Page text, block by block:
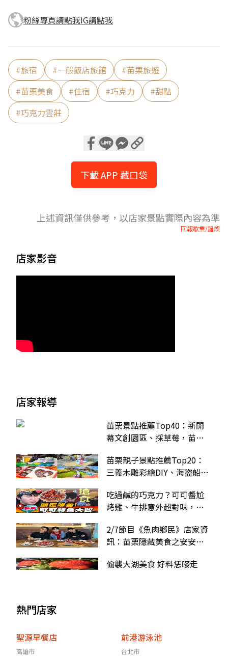
粉絲專頁請點我IG請點我
#旅宿 #一般飯店旅館 #苗栗旅遊
#苗栗美食 #住宿 #巧克力 #甜點
#巧克力雲莊
下載 APP 藏口袋
上述資訊僅供參考，以店家景點實際內容為準
回報歇業/錯誤
店家影音
店家報導
苗栗景點推薦Top40：新開
幕文創園區、採草莓，苗栗
苗栗親子景點推薦Top20：
三義木雕彩繪DIY、海盜船主
吃過鹹的巧克力？可可醬尬
烤雞、牛排意外超對味，再
2/7節目《魚肉鄉民》店家資
訊：苗栗隱藏美食之安安、
偷襲大湖美食 好料恁嘜走
熱門店家
聖源早餐店
高雄市
前港游泳池
台北市